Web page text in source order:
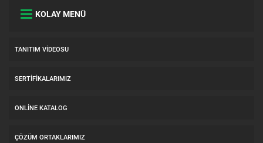
KOLAY MENÜ
TANITIM VIDEOSU
SERTIFIKALARIMIZ
ONLINE KATALOG
ÇÖZÜM ORTAKLARIMIZ